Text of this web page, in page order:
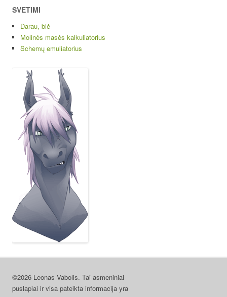
SVETIMI
Darau, blė
Molinės masės kalkuliatorius
Schemų emuliatorius
©2026 Leonas Vabolis. Tai asmeniniai
puslapiai ir visa pateikta informacija yra